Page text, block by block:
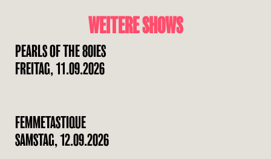
WEITERE SHOWS
PEARLS OF THE 80IES
FREITAG, 11.09.2026
FEMMETASTIQUE
SAMSTAG, 12.09.2026